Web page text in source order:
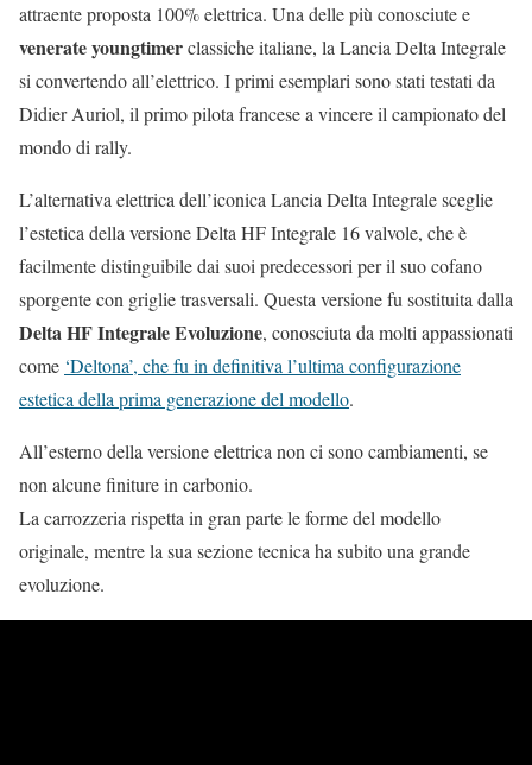
attraente proposta 100% elettrica. Una delle più conosciute e
venerate youngtimerclassiche italiane, la Lancia Delta Integrale
si convertendo all’elettrico. I primi esemplari sono stati testati da
Didier Auriol, il primo pilota francese a vincere il campionato del
mondo di rally.
L’alternativa elettrica dell’iconica Lancia Delta Integrale sceglie
l’estetica della versione Delta HF Integrale 16 valvole, che è
facilmente distinguibile dai suoi predecessori per il suo cofano
sporgente con griglie trasversali. Questa versione fu sostituita dalla
Delta HF Integrale Evoluzione, conosciuta da molti appassionati
come ‘Deltona’, che fu in definitiva l’ultima configurazione
estetica della prima generazione del modello.
All’esterno della versione elettrica non ci sono cambiamenti, se
non alcune finiture in carbonio.
La carrozzeria rispetta in gran parte le forme del modello
originale, mentre la sua sezione tecnica ha subito una grande
evoluzione.